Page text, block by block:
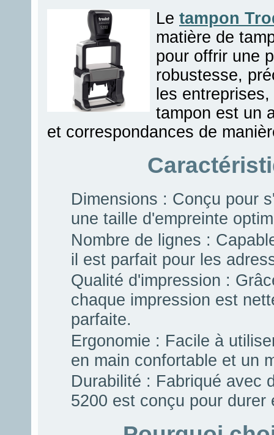
Le tampon
matière de
pour offrir une
robustesse,
les
tampon est un
et correspondances de
Dimensions : Conçu pour
une taille d'empreinte
Nombre de lignes :
il est parfait pour les
Qualité d'impression :
chaque impression est
parfaite.
Ergonomie : Facile à
en main confortable et un
Durabilité : Fabriqué avec
5200 est conçu pour